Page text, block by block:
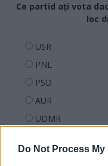
Do Not Process
Ce partid ați vota
loc
USR
PNL
PSD
AUR
UDMR
Forța Dreptei (L.